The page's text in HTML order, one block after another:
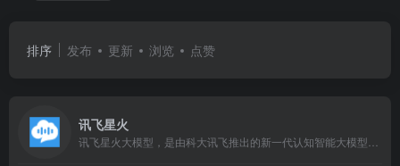
排序 发布 更新 浏览 点赞
讯飞星火